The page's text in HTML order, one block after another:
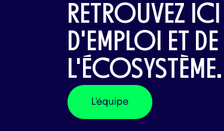
RETROUVEZ
D'EMPLOI ET
L'ÉCOSYSTÈME.
L'équipe